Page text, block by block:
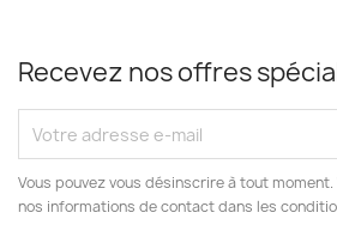
Recevez nos offres
Vous pouvez vous désinscrire à tout
nos informations de contact dans les